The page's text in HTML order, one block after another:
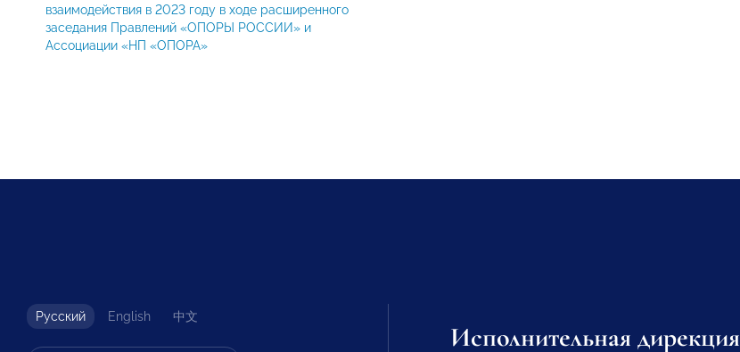
взаимодействия в 2023 году в ходе расширенного
заседания Правлений «ОПОРЫ РОССИИ» и
Ассоциации «НП «ОПОРА»
Русский English 中文
Исполнительная дирекция